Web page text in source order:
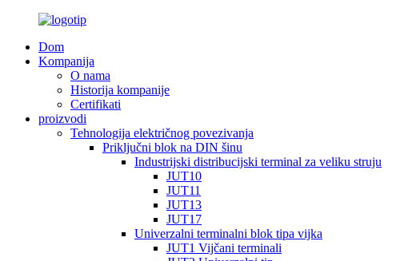
Dom
Kompanija
O nama
Historija kompanije
Certifikati
proizvodi
Tehnologija električnog povezivanja
Priključni blok na DIN šinu
Industrijski distribucijski terminal za veliku struju
JUT10
JUT11
JUT13
JUT17
Univerzalni terminalni blok tipa vijka
JUT1 Vijčani terminali